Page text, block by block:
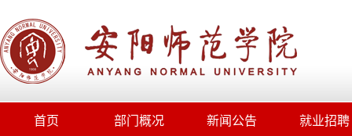
首页 部门概况 新闻公告 就业招聘